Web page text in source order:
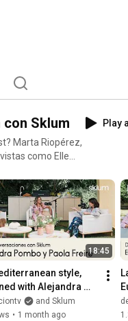
con Sklum
Play
como Elle
la decoración, pero
la moda y el arte.
con el exterior en
En la
de expresión18:45
style,
with Alejandra
and Paola Freire |
wi...
and Sklum
• 1 month ago